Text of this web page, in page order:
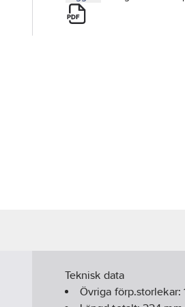
Teknisk data
Övriga förp.storlekar: